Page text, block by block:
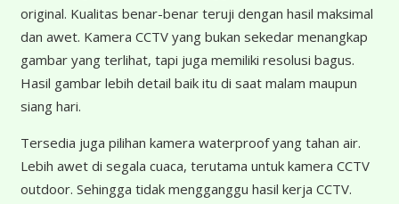
original. Kualitas benar-benar teruji dengan hasil maksimal
dan awet. Kamera CCTV yang bukan sekedar menangkap
gambar yang terlihat, tapi juga memiliki resolusi bagus.
Hasil gambar lebih detail baik itu di saat malam maupun
siang hari.
Tersedia juga pilihan kamera waterproof yang tahan air.
Lebih awet di segala cuaca, terutama untuk kamera CCTV
outdoor. Sehingga tidak mengganggu hasil kerja CCTV.